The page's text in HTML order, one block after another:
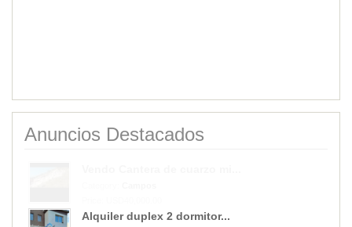
Anuncios Destacados
Alquiler duplex 2 dormitor...